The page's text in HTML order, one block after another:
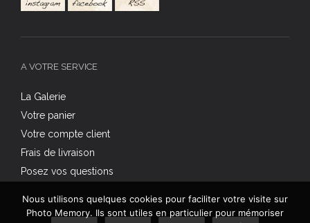
A VOTRE SERVICE
La Galerie
Votre panier
Votre compte client
Frais de livraison
Posez vos questions
Nous utilisons quelques cookies pour faciliter votre visite sur
Photo Memory. Ils sont utiles en particulier pour mémoriser